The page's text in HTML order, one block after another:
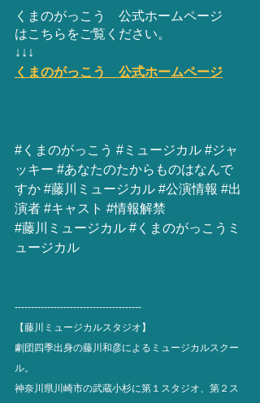
くまのがっこう　公式ホームページ
はこちらをご覧ください。
↓↓↓
くまのがっこう　公式ホームページ
#くまのがっこう #ミュージカル #ジャ
ッキー #あなたのたからものはなんで
すか #藤川ミュージカル #公演情報 #出
演者 #キャスト #情報解禁
#藤川ミュージカル #くまのがっこうミ
ュージカル
---------------------------------------
【藤川ミュージカルスタジオ】
劇団四季出身の藤川和彦によるミュージカルスクー
ル。
神奈川県川崎市の武蔵小杉に第１スタジオ、第２ス